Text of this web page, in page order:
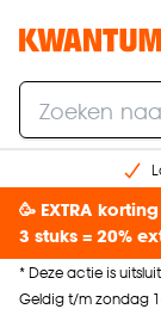
🥳 EXTRA
3 stuks = 20%
* Deze actie is
Geldig t/m zondag